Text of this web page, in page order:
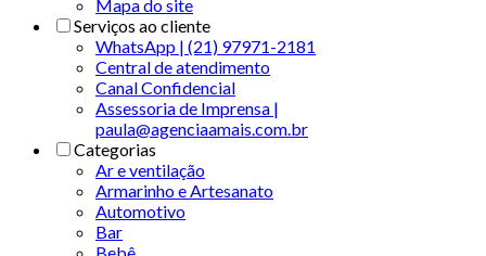
Mapa do site
Serviços ao cliente
WhatsApp | (21) 97971-2181
Central de atendimento
Canal Confidencial
Assessoria de Imprensa |
paula@agenciaamais.com.br
Categorias
Ar e ventilação
Armarinho e Artesanato
Automotivo
Bar